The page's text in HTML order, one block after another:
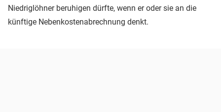
Niedriglöhner beruhigen dürfte, wenn er oder sie an die
künftige Nebenkostenabrechnung denkt.